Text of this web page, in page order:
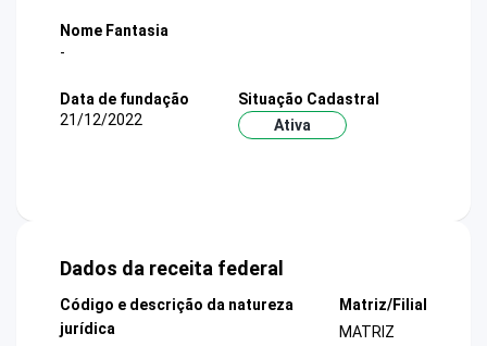
Nome Fantasia
-
Data de fundação
21/12/2022
Situação Cadastral
Ativa
Dados da receita federal
Código e descrição da natureza
jurídica
Matriz/Filial
MATRIZ